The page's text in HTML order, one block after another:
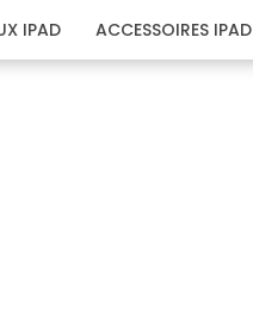
IPAD ACCESSOIRES IPAD